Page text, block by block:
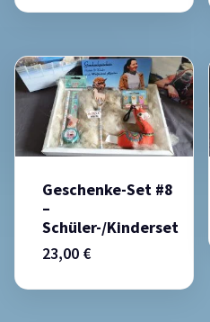
Geschenke-Set #8
–
Schüler-/Kinderset
23,00 €